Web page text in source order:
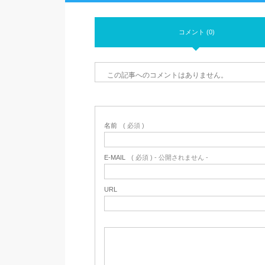
コメント (0)
この記事へのコメントはありません。
名前 ( 必須 )
E-MAIL ( 必須 ) - 公開されません -
URL